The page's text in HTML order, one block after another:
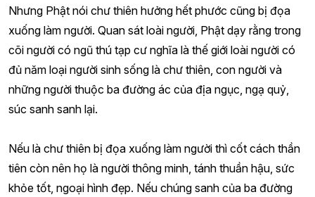
Nhưng Phật nói chư thiên hưởng hết phước cũng bị đọa
xuống làm người. Quan sát loài người, Phật dạy rằng trong
cõi người có ngũ thú tạp cư nghĩa là thế giới loài người có
đủ năm loại người sinh sống là chư thiên, con người và
những người thuộc ba đường ác của địa ngục, ngạ quỷ,
súc sanh sanh lại.
Nếu là chư thiên bị đọa xuống làm người thì cốt cách thần
tiên còn nên họ là người thông minh, tánh thuần hậu, sức
khỏe tốt, ngoại hình đẹp. Nếu chúng sanh của ba đường